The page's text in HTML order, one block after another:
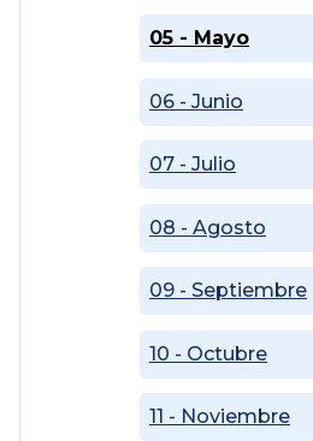
05 - Mayo
06 - Junio
07 - Julio
08 - Agosto
09 - Septiembre
10 - Octubre
11 - Noviembre